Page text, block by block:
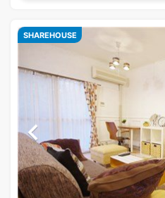
SHAREHOUSE